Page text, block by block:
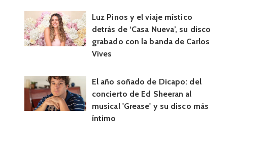
Luz Pinos y el viaje místico
detrás de ‘Casa Nueva’, su disco
grabado con la banda de Carlos
Vives
El año soñado de Dicapo: del
concierto de Ed Sheeran al
musical 'Grease' y su disco más
íntimo